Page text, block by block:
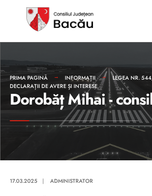
PRIMA PAGINĂ INFORMAȚII
LEGEA NR.
DECLARAȚII DE AVERE ȘI INTERESE
Dorobăț Mihai -
17.03.2025 | ADMINISTRATOR